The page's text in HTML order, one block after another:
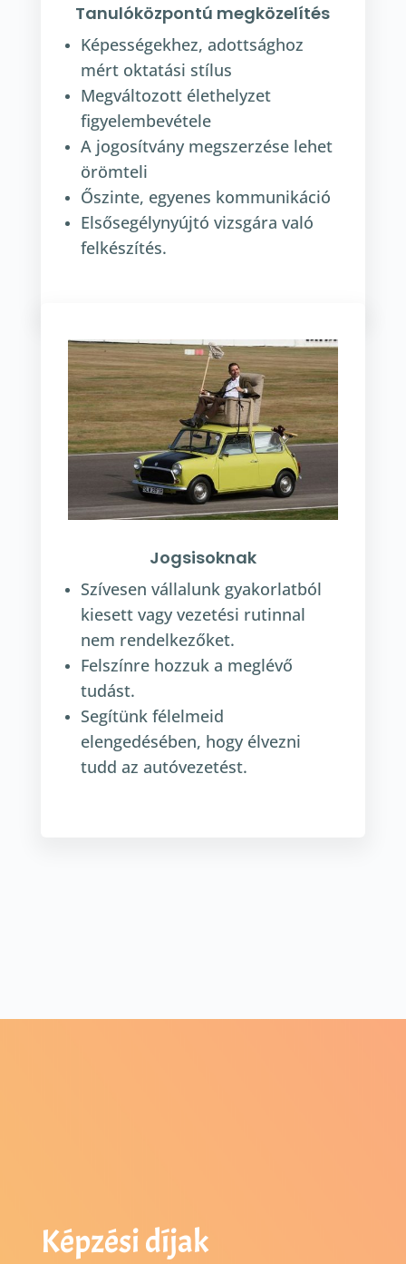
Tanulóközpontú megközelítés
Képességekhez, adottsághoz
mért oktatási stílus
Megváltozott élethelyzet
figyelembevétele
A jogosítvány megszerzése lehet
örömteli
Őszinte, egyenes kommunikáció
Elsősegélynyújtó vizsgára való
felkészítés.
Jogsisoknak
Szívesen vállalunk gyakorlatból
kiesett vagy vezetési rutinnal
nem rendelkezőket.
Felszínre hozzuk a meglévő
tudást.
Segítünk félelmeid
elengedésében, hogy élvezni
tudd az autóvezetést.
Képzési díjak